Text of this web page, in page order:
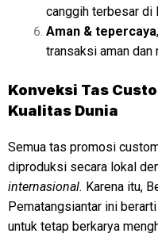
canggih terbesar di
Aman & tepercaya
transaksi aman dan
Konveksi Tas
Kualitas Dunia
Semua tas promosi
diproduksi secara lokal
internasional. Karena itu,
Pematangsiantar ini
untuk tetap berkarya